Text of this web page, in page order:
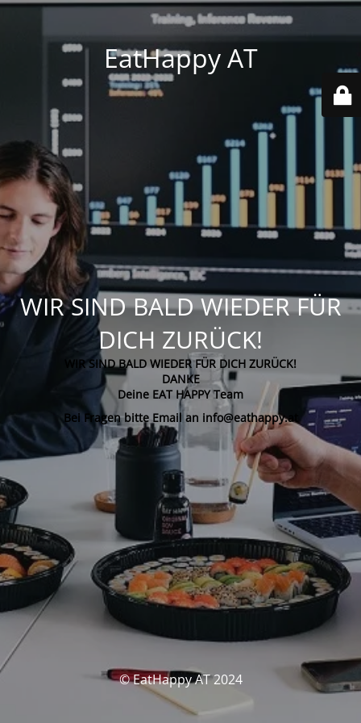
EatHappy AT
WIR SIND BALD WIEDER FÜR
DICH ZURÜCK!
WIR SIND BALD WIEDER FÜR DICH ZURÜCK!
DANKE
Deine EAT HAPPY Team
Bei Fragen bitte Email an info@eathappy.at
© EatHappy AT 2024